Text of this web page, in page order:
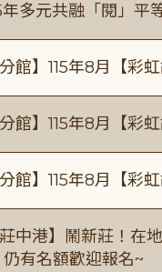
年多元共融「閱」
館】115年8月【彩虹
館】115年8月【彩虹
館】115年8月【彩虹
莊中港】鬧新莊！
有名額歡迎報名~